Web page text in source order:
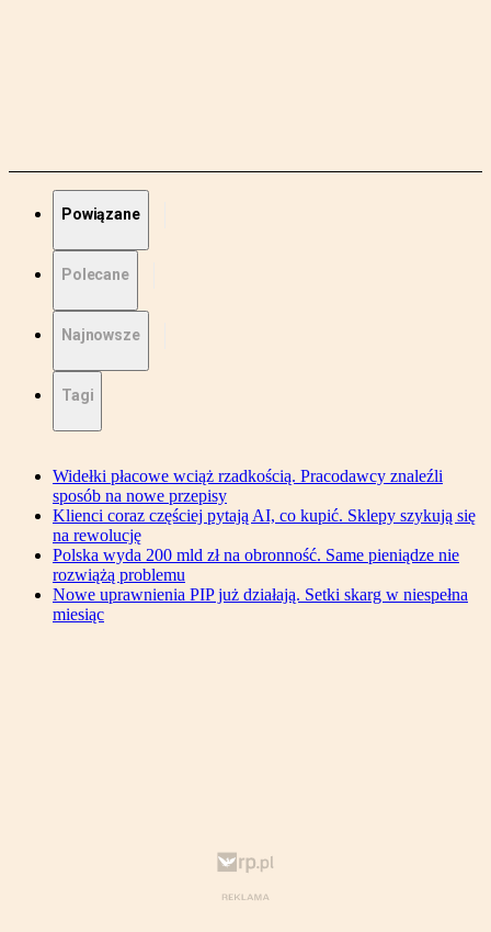
Powiązane
Polecane
Najnowsze
Tagi
Widełki płacowe wciąż rzadkością. Pracodawcy znaleźli
sposób na nowe przepisy
Klienci coraz częściej pytają AI, co kupić. Sklepy szykują się
na rewolucję
Polska wyda 200 mld zł na obronność. Same pieniądze nie
rozwiążą problemu
Nowe uprawnienia PIP już działają. Setki skarg w niespełna
miesiąc